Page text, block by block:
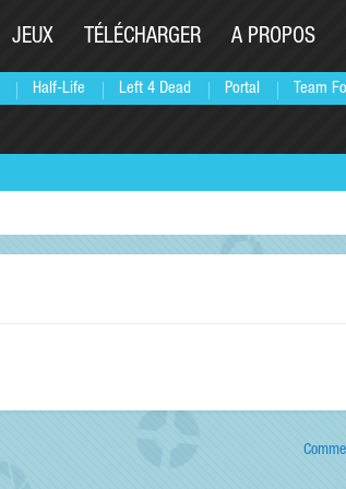
Half-Life Left 4 Dead Portal Team
JEUX TÉLÉCHARGER A PROPOS